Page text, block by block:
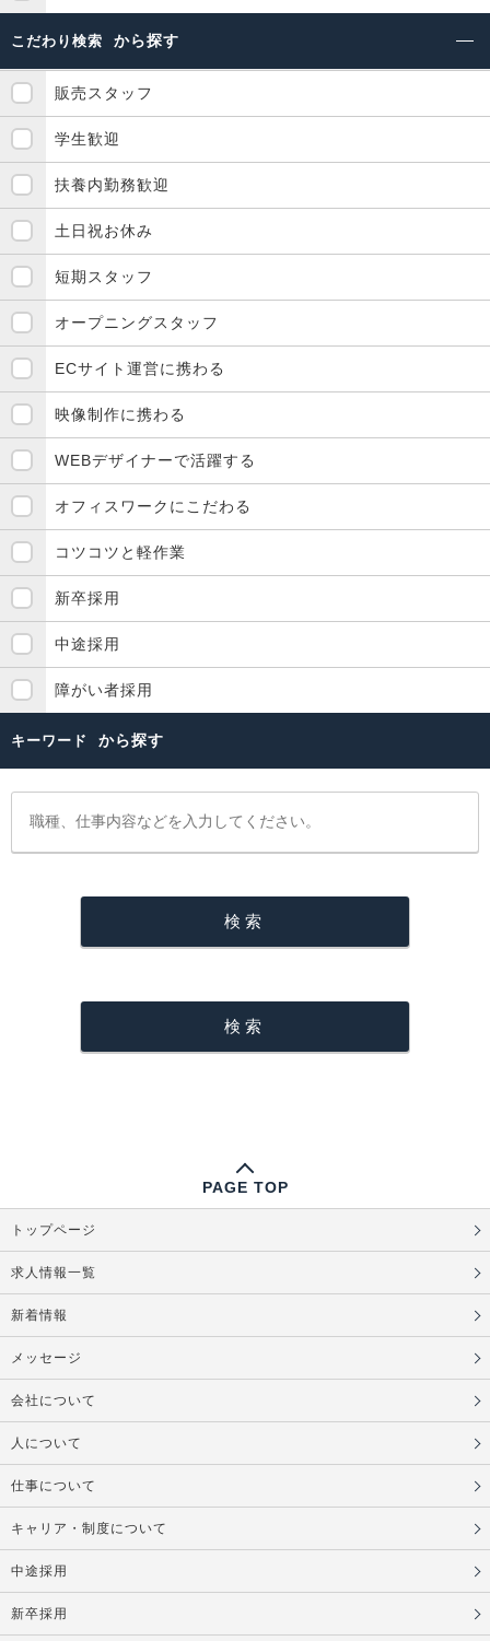
こだわり検索 から探す
販売スタッフ
学生歓迎
扶養内勤務歓迎
土日祝お休み
短期スタッフ
オープニングスタッフ
ECサイト運営に携わる
映像制作に携わる
WEBデザイナーで活躍する
オフィスワークにこだわる
コツコツと軽作業
新卒採用
中途採用
障がい者採用
キーワード から探す
PAGE TOP
トップページ
求人情報一覧
新着情報
メッセージ
会社について
人について
仕事について
キャリア・制度について
中途採用
新卒採用